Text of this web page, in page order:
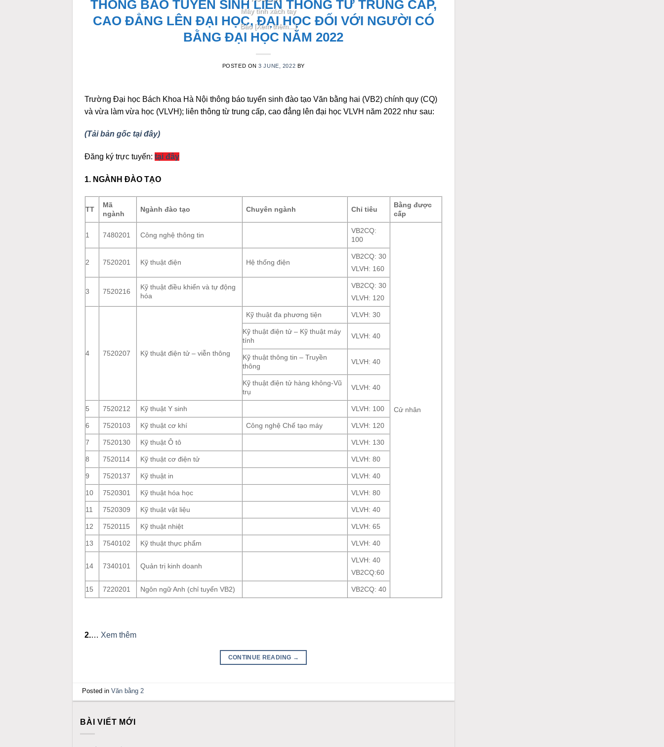
Máy tính xách tay
Bảo [Xem thêm...]
THÔNG BÁO TUYỂN SINH LIÊN THÔNG TỪ TRUNG CẤP,
CAO ĐẲNG LÊN ĐẠI HỌC, ĐẠI HỌC ĐỐI VỚI NGƯỜI CÓ
BẰNG ĐẠI HỌC NĂM 2022
POSTED ON3 JUNE, 2022 BY
Trường Đại học Bách Khoa Hà Nội thông báo tuyển sinh đào tạo Văn bằng hai (VB2) chính quy (CQ)
và vừa làm vừa học (VLVH); liên thông từ trung cấp, cao đẳng lên đại học VLVH năm 2022 như sau:
(Tải bản gốc tại đây)
Đăng ký trực tuyến: tại đây
1. NGÀNH ĐÀO TẠO
TT
Mã
ngành
Ngành đào tạo Chuyên ngành Chỉ tiêu
Bằng được
cấp
1 7480201 Công nghệ thông tin
VB2CQ:
100
Cử nhân
2 7520201 Kỹ thuật điện Hệ thống điện
VB2CQ: 30
VLVH: 160
3 7520216
Kỹ thuật điều khiển và tự động
hóa
VB2CQ: 30
VLVH: 120
4 7520207 Kỹ thuật điện tử – viễn thông
Kỹ thuật đa phương tiện VLVH: 30
Kỹ thuật điện tử – Kỹ thuật máy
tính
VLVH: 40
Kỹ thuật thông tin – Truyền
thông
VLVH: 40
Kỹ thuật điện tử hàng không-Vũ
trụ
VLVH: 40
5 7520212 Kỹ thuật Y sinh VLVH: 100
6 7520103 Kỹ thuật cơ khí Công nghệ Chế tạo máy VLVH: 120
7 7520130 Kỹ thuật Ô tô VLVH: 130
8 7520114 Kỹ thuật cơ điện tử VLVH: 80
9 7520137 Kỹ thuật in VLVH: 40
10 7520301 Kỹ thuật hóa học VLVH: 80
11 7520309 Kỹ thuật vật liệu VLVH: 40
12 7520115 Kỹ thuật nhiệt VLVH: 65
13 7540102 Kỹ thuật thực phẩm VLVH: 40
14 7340101 Quản trị kinh doanh
VLVH: 40
VB2CQ:60
15 7220201 Ngôn ngữ Anh (chỉ tuyển VB2) VB2CQ: 40
2.… Xem thêm
CONTINUE READING →
Posted inVăn bằng 2
BÀI VIẾT MỚI